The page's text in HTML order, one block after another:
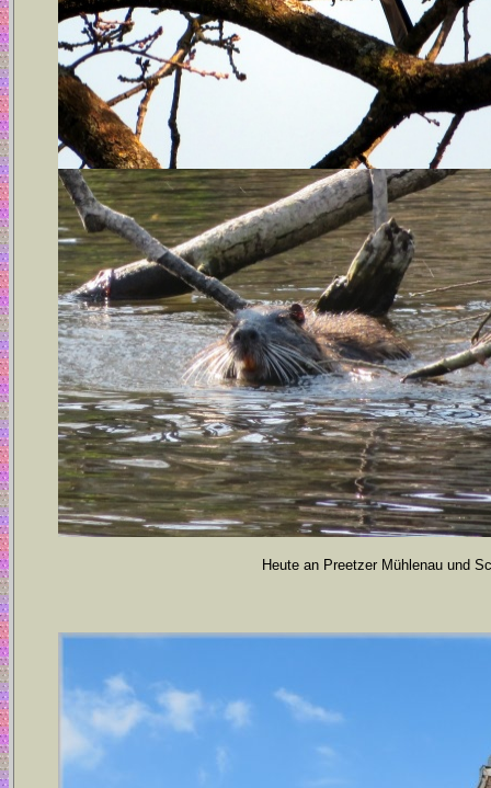
Heute an Preetzer Mühlenau und